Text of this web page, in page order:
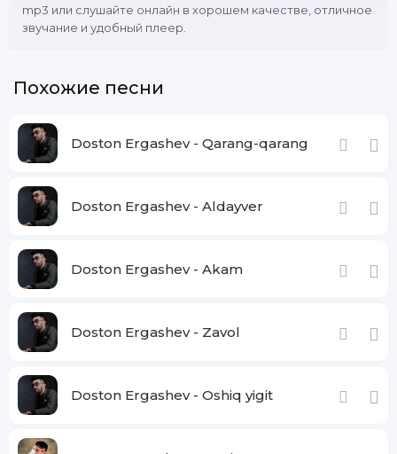
mp3 или слушайте онлайн в хорошем качестве, отличное
звучание и удобный плеер.
Похожие песни
Doston Ergashev - Qarang-qarang
Doston Ergashev - Aldayver
Doston Ergashev - Akam
Doston Ergashev - Zavol
Doston Ergashev - Oshiq yigit